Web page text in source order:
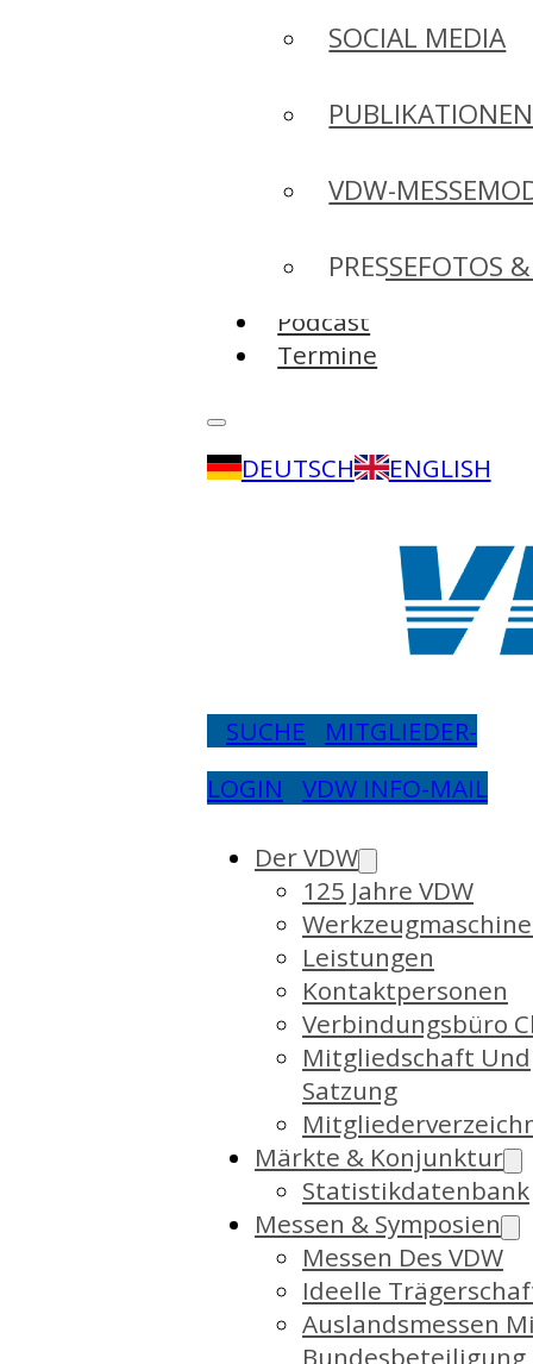
SOCIAL MEDIA
PUBLIKATIONEN
VDW-
PRESSEFOTOS
Podcast
Termine
DEUTSCH ENGLISH
SUCHE
MITGLIEDER-
LOGIN
VDW INFO-MAIL
Der VDW
125 Jahre VDW
Leistungen
Kontaktpersonen
Verbindungsbüro
Mitgliedschaft Und
Satzung
Märkte & Konjunktur
Statistikdatenbank
Messen & Symposien
Messen Des VDW
Ideelle
Auslandsmessen
Bundesbeteiligung